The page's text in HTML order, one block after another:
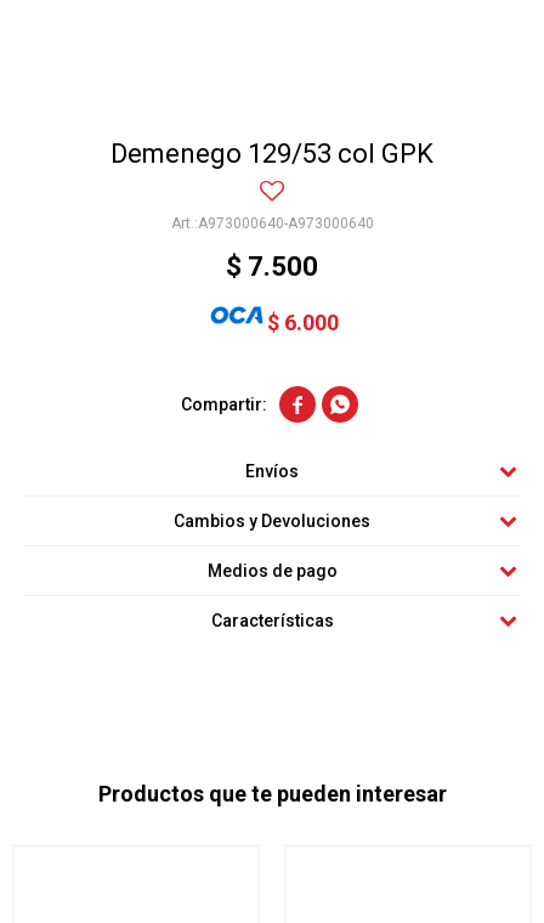
Demenego 129/53 col GPK
A973000640-A973000640
$ 7.500
$ 6.000
 
Envíos
Cambios y Devoluciones
Medios de pago
Características
Productos que te pueden interesar